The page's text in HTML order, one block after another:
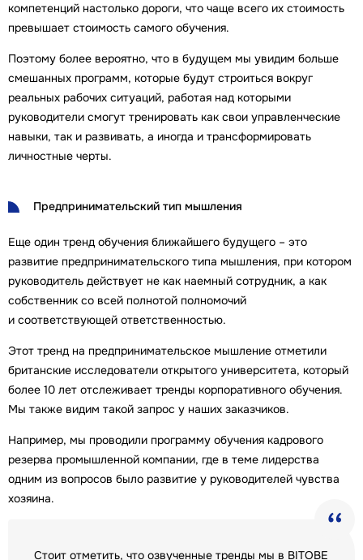
компетенций настолько дороги, что чаще всего их стоимость
превышает стоимость самого обучения.
Поэтому более вероятно, что в будущем мы увидим больше
смешанных программ, которые будут строиться вокруг
реальных рабочих ситуаций, работая над которыми
руководители смогут тренировать как свои управленческие
навыки, так и развивать, а иногда и трансформировать
личностные черты.
Предпринимательский тип мышления
Еще один тренд обучения ближайшего будущего – это
развитие предпринимательского типа мышления, при котором
руководитель действует не как наемный сотрудник, а как
собственник со всей полнотой полномочий
и соответствующей ответственностью.
Этот тренд на предпринимательское мышление отметили
британские исследователи открытого университета, который
более 10 лет отслеживает тренды корпоративного обучения.
Мы также видим такой запрос у наших заказчиков.
Например, мы проводили программу обучения кадрового
резерва промышленной компании, где в теме лидерства
одним из вопросов было развитие у руководителей чувства
хозяина.
Cтоит отметить, что озвученные тренды мы в BITOBE